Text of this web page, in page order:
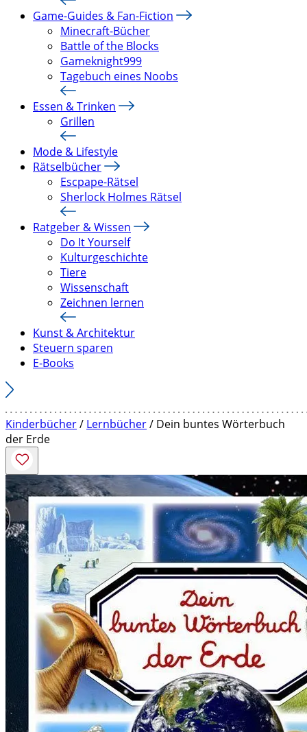
Game-Guides & Fan-Fiction
Minecraft-Bücher
Battle of the Blocks
Gameknight999
Tagebuch eines Noobs
Essen & Trinken
Grillen
Mode & Lifestyle
Rätselbücher
Escpape-Rätsel
Sherlock Holmes Rätsel
Ratgeber & Wissen
Do It Yourself
Kulturgeschichte
Tiere
Wissenschaft
Zeichnen lernen
Kunst & Architektur
Steuern sparen
E-Books
Kinderbücher/ Lernbücher/ Dein buntes Wörterbuch
der Erde